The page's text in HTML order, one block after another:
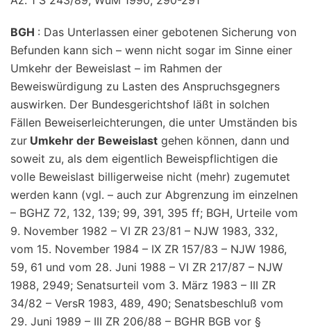
BGH : Das Unterlassen einer gebotenen Sicherung von
Befunden kann sich – wenn nicht sogar im Sinne einer
Umkehr der Beweislast – im Rahmen der
Beweiswürdigung zu Lasten des Anspruchsgegners
auswirken. Der Bundesgerichtshof läßt in solchen
Fällen Beweiserleichterungen, die unter Umständen bis
zur Umkehr der Beweislast gehen können, dann und
soweit zu, als dem eigentlich Beweispflichtigen die
volle Beweislast billigerweise nicht (mehr) zugemutet
werden kann (vgl. – auch zur Abgrenzung im einzelnen
– BGHZ 72, 132, 139; 99, 391, 395 ff; BGH, Urteile vom
9. November 1982 – VI ZR 23/81 – NJW 1983, 332,
vom 15. November 1984 – IX ZR 157/83 – NJW 1986,
59, 61 und vom 28. Juni 1988 – VI ZR 217/87 – NJW
1988, 2949; Senatsurteil vom 3. März 1983 – III ZR
34/82 – VersR 1983, 489, 490; Senatsbeschluß vom
29. Juni 1989 – III ZR 206/88 – BGHR BGB vor §